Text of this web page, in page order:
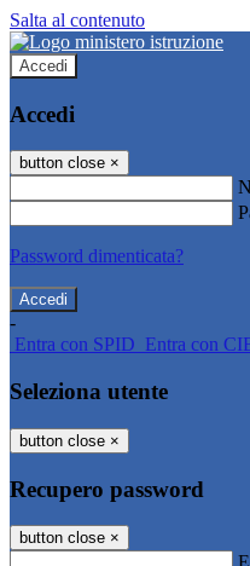
Salta al contenuto
Accedi
Accedi
button close ×
Password dimenticata?
-
Entra con SPID Entra con
Seleziona utente
button close ×
Recupero password
button close ×